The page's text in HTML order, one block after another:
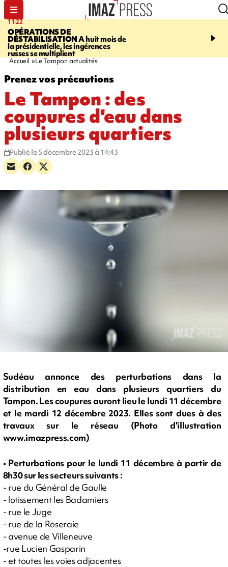
11:22
OPÉRATIONS DE
DÉSTABILISATIONA huit mois de
la présidentielle, les ingérences
russes se multiplient
14:51
Rivière triple champion
Accueil Le Tampon actualités
Prenez vos précautions
Le Tampon : des
coupures d'eau dans
plusieurs quartiers
Publié le 5 décembre 2023 à 14:43
Sudéau annonce des perturbations dans la
distribution en eau dans plusieurs quartiers du
Tampon. Les coupures auront lieu le lundi 11 décembre
et le mardi 12 décembre 2023. Elles sont dues à des
travaux sur le réseau (Photo d'illustration
www.imazpress.com)
• Perturbations pour le lundi 11 décembre à partir de
8h30 sur les secteurs suivants :
- rue du Général de Gaulle
- lotissement les Badamiers
- rue le Juge
- rue de la Roseraie
- avenue de Villeneuve
-rue Lucien Gasparin
- et toutes les voies adjacentes